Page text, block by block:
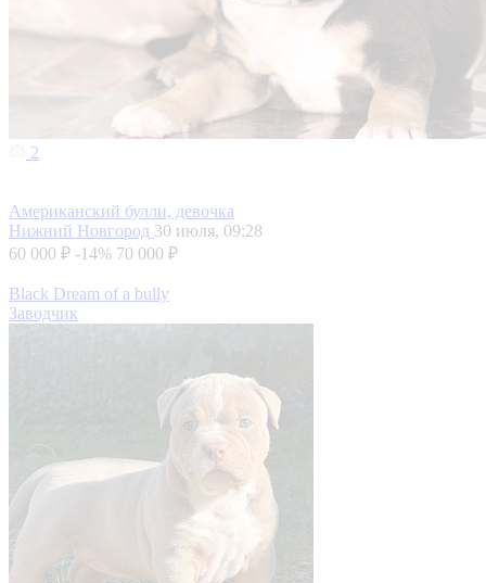
2
Американский булли, девочка
Нижний Новгород 30 июля, 09:28
60 000 ₽ -14% 70 000 ₽
Black Dream of a bully
Заводчик